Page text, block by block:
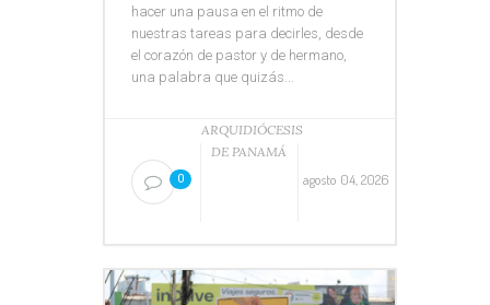
hacer una pausa en el ritmo de
nuestras tareas para decirles, desde
el corazón de pastor y de hermano,
una palabra que quizás...
0
ARQUIDIÓCESIS
DE PANAMÁ
agosto 04, 2026